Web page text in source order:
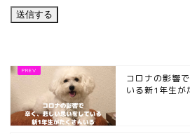
コロナの影響
いる新1年生が